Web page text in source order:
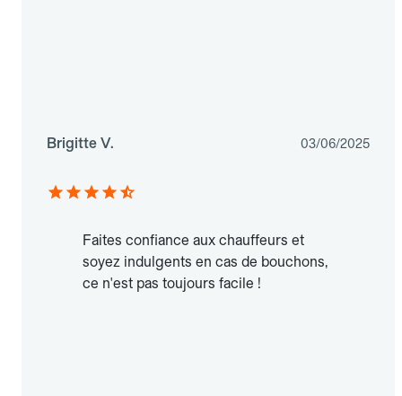
Brigitte V. 03/06/2025
Faites confiance aux chauffeurs et
soyez indulgents en cas de bouchons,
ce n'est pas toujours facile !